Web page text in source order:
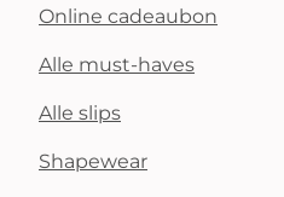
Online cadeaubon
Alle must-haves
Alle slips
Shapewear